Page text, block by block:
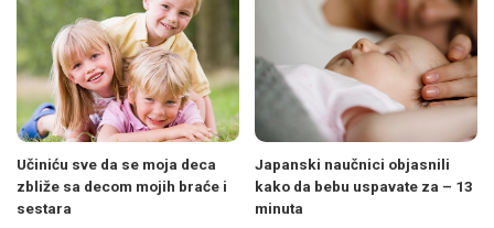
Učiniću sve da se moja deca
zbliže sa decom mojih braće i
sestara
Japanski naučnici objasnili
kako da bebu uspavate za – 13
minuta